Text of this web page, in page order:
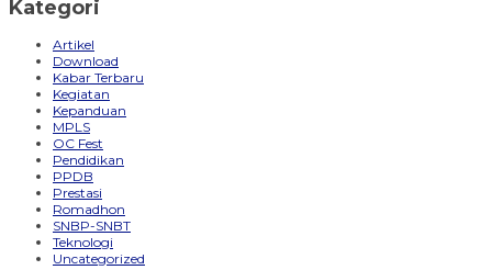
Kategori
Artikel
Download
Kabar Terbaru
Kegiatan
Kepanduan
MPLS
OC Fest
Pendidikan
PPDB
Prestasi
Romadhon
SNBP-SNBT
Teknologi
Uncategorized